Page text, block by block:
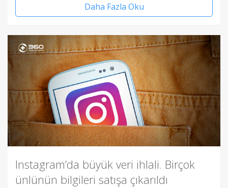
Daha Fazla Oku
Instagram’da büyük veri ihlali. Birçok
ünlünün bilgileri satışa çıkarıldı